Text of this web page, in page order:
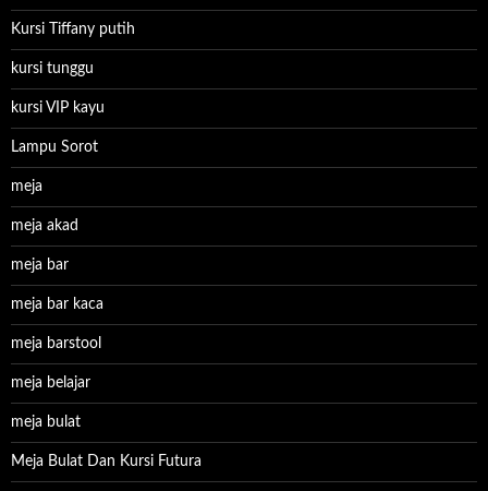
Kursi Tiffany putih
kursi tunggu
kursi VIP kayu
Lampu Sorot
meja
meja akad
meja bar
meja bar kaca
meja barstool
meja belajar
meja bulat
Meja Bulat Dan Kursi Futura